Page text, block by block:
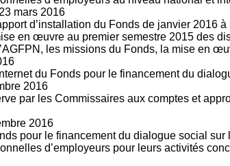
mars 2016
d’installation du Fonds de janvier 2016
en œuvre au premier semestre 2015 des
les missions du Fonds, la mise en
du Fonds pour le financement du
2016
par les Commissaires aux comptes et
2016
pour le financement du dialogue social
d’employeurs pour leurs activités